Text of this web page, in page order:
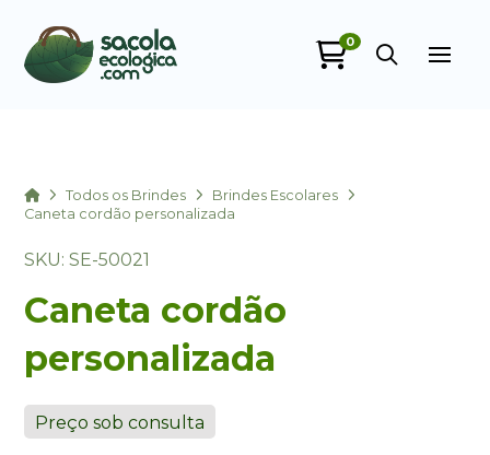
0
HomeTodos os Brindes
Brindes Escolares
Caneta cordão personalizada
SKU: SE-50021
Caneta cordão
personalizada
Preço sob consulta
+55